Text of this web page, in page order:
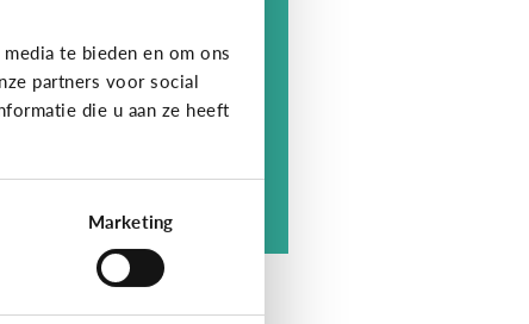
te bieden en om ons
partners voor social
die u aan ze heeft
Marketing
werkt het?